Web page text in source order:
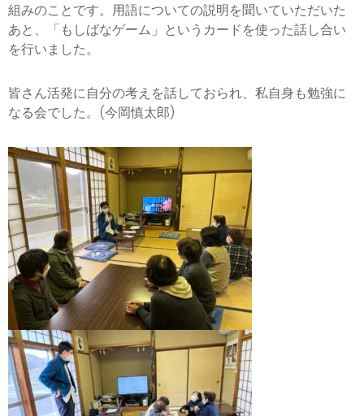
組みのことです。用語についての説明を聞いていただいた
あと、「もしばなゲーム」というカードを使った話し合い
を行いました。
皆さん活発に自分の考えを話しておられ、私自身も勉強に
なる会でした。(今岡慎太郎)